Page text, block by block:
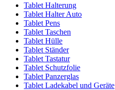
Tablet Halterung
Tablet Halter Auto
Tablet Pens
Tablet Taschen
Tablet Hülle
Tablet Ständer
Tablet Tastatur
Tablet Schutzfolie
Tablet Panzerglas
Tablet Ladekabel und Geräte